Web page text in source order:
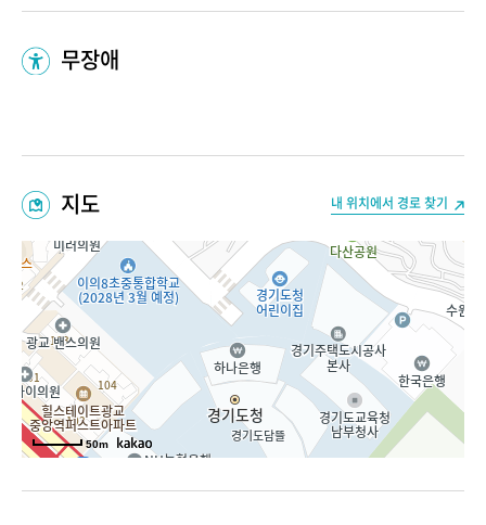
무장애
지도 내 위치에서 경로 찾기
50m